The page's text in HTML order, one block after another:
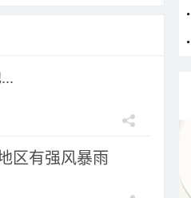
区有强风暴雨